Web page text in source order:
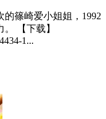
篠崎爱小姐姐，1992
【下载】
1...